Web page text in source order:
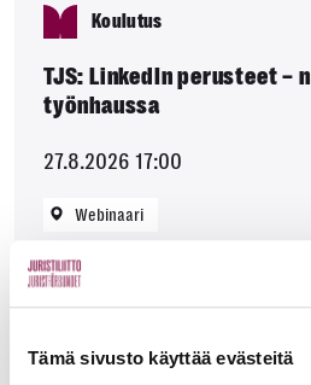
Tämä sivusto käyttää evästeitä
Koulutus
TJS: LinkedIn perusteet –
työnhaussa
27.8.2026 17:00
Webinaari
Jatkuvat
KAIKKI